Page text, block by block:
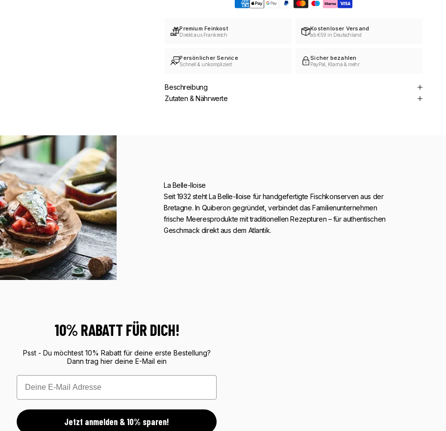
Premium Feinkost
Direkt aus Frankreich
Kostenloser Versand
ab €59 in Deutschland
Persönlicher Service
Schnell & unkompliziert
Sicher bezahlen
PayPal, Klarna & mehr
Beschreibung
Zutaten & Nährwerte
La Belle-Iloise
Seit 1932 steht La Belle-Iloise für handgefertigte Fischkonserven aus der
Bretagne. In Quiberon gegründet, verbindet das Familienunternehmen
frische Meeresprodukte mit traditionellen Rezepturen – für authentischen
Geschmack direkt aus dem Atlantik.
10% RABATT FÜR DICH!
Psst - Du möchtest 10% Rabatt für deine erste Bestellung?
Dann trag hier deine E-Mail ein
Email
Jetzt anmelden & 10% sparen!